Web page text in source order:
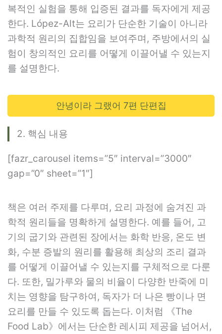
복적인 실험을 통해 입증된 결과를 독자에게 제공
한다. López-Alt는 요리가 단순한 기술이 아니라
과학적 원리의 집합임을 보여주며, 주방에서의 실
험이 창의적인 요리를 어떻게 이끌어낼 수 있는지
를 설명한다.
안녕이라 그랬어 7편 단편집
2. 핵심 내용
[fazr_carousel items=”5″ interval=”3000″
gap=”0″ sheet=”1″]
책은 여러 주제를 다루며, 요리 과정에 숨겨진 과
학적 원리들을 명확하게 설명한다. 예를 들어, 고
기의 굽기와 관련된 장에서는 화학 반응, 온도 변
화, 수분 증발의 원리를 활용해 최상의 조리 결과
를 어떻게 이끌어낼 수 있는지를 구체적으로 다룬
다. 또한, 밀가루와 물의 비율이 다양한 반죽에 미
치는 영향을 탐구하여, 독자가 더 나은 빵이나 면
요리를 만들 수 있도록 돕는다. 이처럼 《The
Food Lab》에서는 단순한 레시피 제공을 넘어서,